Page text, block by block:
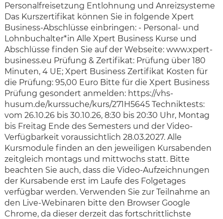
Personalfreisetzung Entlohnung und Anreizsysteme
Das Kurszertifikat können Sie in folgende Xpert
Business-Abschlüsse einbringen: - Personal- und
Lohnbuchalter*in Alle Xpert Business Kurse und
Abschlüsse finden Sie auf der Webseite: www.xpert-
business.eu Prüfung & Zertifikat: Prüfung über 180
Minuten, 4 UE; Xpert Business Zertifikat Kosten für
die Prüfung: 95,00 Euro Bitte für die Xpert Business
Prüfung gesondert anmelden: https://vhs-
husum.de/kurssuche/kurs/271H5645 Techniktests:
vom 26.10.26 bis 30.10.26, 8:30 bis 20:30 Uhr, Montag
bis Freitag Ende des Semesters und der Video-
Verfügbarkeit voraussichtlich 28.03.2027. Alle
Kursmodule finden an den jeweiligen Kursabenden
zeitgleich montags und mittwochs statt. Bitte
beachten Sie auch, dass die Video-Aufzeichnungen
der Kursabende erst im Laufe des Folgetages
verfügbar werden. Verwenden Sie zur Teilnahme an
den Live-Webinaren bitte den Browser Google
Chrome, da dieser derzeit das fortschrittlichste